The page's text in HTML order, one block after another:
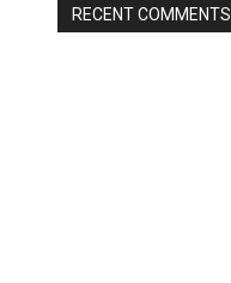
RECENT COMMENTS